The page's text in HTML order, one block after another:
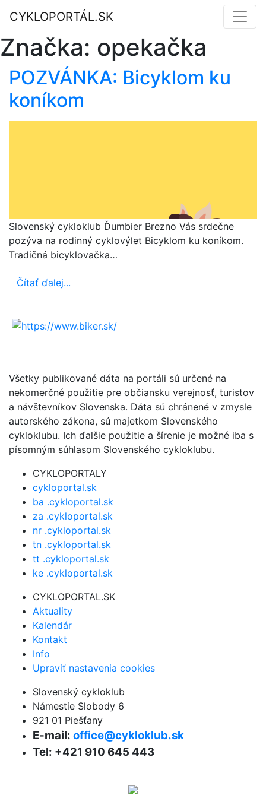
CYKLOPORTÁL.SK
Značka: opekačka
POZVÁNKA: Bicyklom ku
koníkom
Slovenský cykloklub Ďumbier Brezno Vás srdečne
pozýva na rodinný cyklovýlet Bicyklom ku koníkom.
Tradičná bicyklovačka…
Čítať ďalej...
Všetky publikované dáta na portáli sú určené na
nekomerčné použitie pre občiansku verejnosť, turistov
a návštevníkov Slovenska. Dáta sú chránené v zmysle
autorského zákona, sú majetkom Slovenského
cykloklubu. Ich ďalšie použitie a šírenie je možné iba s
písomným súhlasom Slovenského cykloklubu.
CYKLOPORTALY
cykloportal.sk
ba .cykloportal.sk
za .cykloportal.sk
nr .cykloportal.sk
tn .cykloportal.sk
tt .cykloportal.sk
ke .cykloportal.sk
CYKLOPORTAL.SK
Aktuality
Kalendár
Kontakt
Info
Upraviť nastavenia cookies
Slovenský cykloklub
Námestie Slobody 6
921 01 Piešťany
E-mail: office@cykloklub.sk
Tel: +421 910 645 443